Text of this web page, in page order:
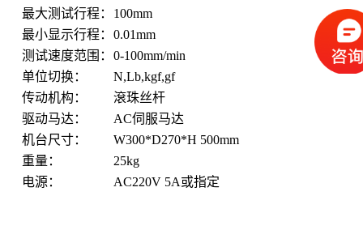
最大测试行程：
100mm
最小显示行程： 0.01mm
测试速度范围： 0-100mm/min
单位切换：
N,Lb,kgf,gf
传动机构：
滾珠丝杆
驱动马达：
AC伺服马达
机台尺寸：
W300*D270*H 500mm
重量：
25kg
电源：
AC220V 5A或指定